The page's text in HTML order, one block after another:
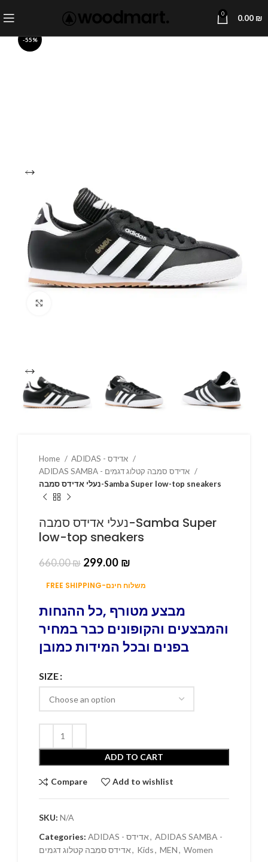
0 0.00 ₪
-55%
Home
נעלי אדידס סמבה-Samba Super low-top sneakers
נעלי אדידס סמבה-Samba Super
low-top sneakers
660.00₪ 299.00 ₪
FREE SHIPPING-משלוח חינם
מבצע מטורף ,כל ההנחות
והמבצעים והקופונים כבר במחיר
בפנים ובכל המידות כמובן
SIZE
ADD TO CART
Compare Add to wishlist
SKU: N/A
Categories:
ADIDAS - אדידס, ADIDAS SAMBA -
אדידס סמבה קטלוג דגמים, Kids, MEN, Women